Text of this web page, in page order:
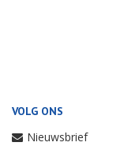
VOLG ONS
Nieuwsbrief